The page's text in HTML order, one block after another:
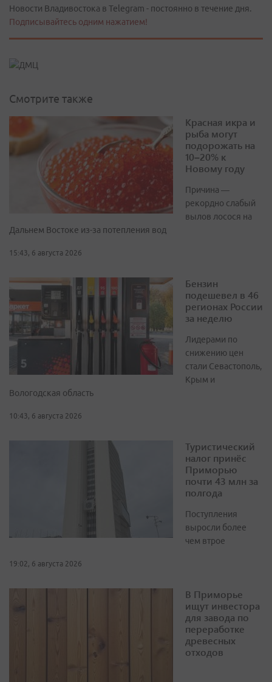
Новости Владивостока в Telegram - постоянно в течение дня.
Подписывайтесь одним нажатием!
Смотрите также
Красная икра и
рыба могут
подорожать на
10–20% к
Новому году
Причина —
рекордно слабый
вылов лосося на
Дальнем Востоке из-за потепления вод
15:43, 6 августа 2026
Бензин
подешевел в 46
регионах России
за неделю
Лидерами по
снижению цен
стали Севастополь,
Крым и
Вологодская область
10:43, 6 августа 2026
Туристический
налог принёс
Приморью
почти 43 млн за
полгода
Поступления
выросли более
чем втрое
19:02, 6 августа 2026
В Приморье
ищут инвестора
для завода по
переработке
древесных
отходов